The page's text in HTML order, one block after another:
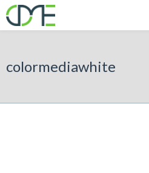
colormediawhite